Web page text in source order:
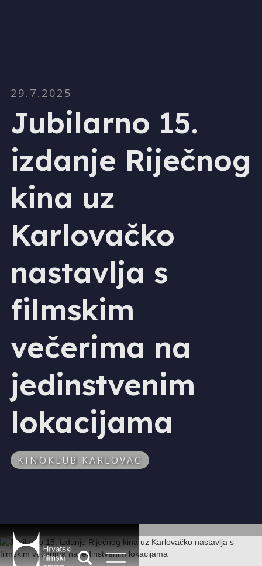
29.7.2025
Jubilarno 15.
izdanje Riječnog
kina uz
Karlovačko
nastavlja s
filmskim
večerima na
jedinstvenim
lokacijama
KINOKLUB KARLOVAC